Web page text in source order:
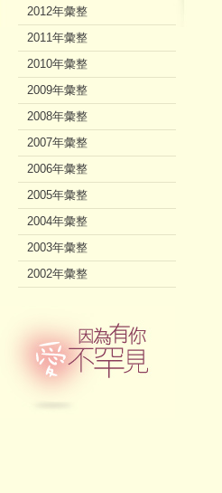
2012年彙整
2011年彙整
2010年彙整
2009年彙整
2008年彙整
2007年彙整
2006年彙整
2005年彙整
2004年彙整
2003年彙整
2002年彙整